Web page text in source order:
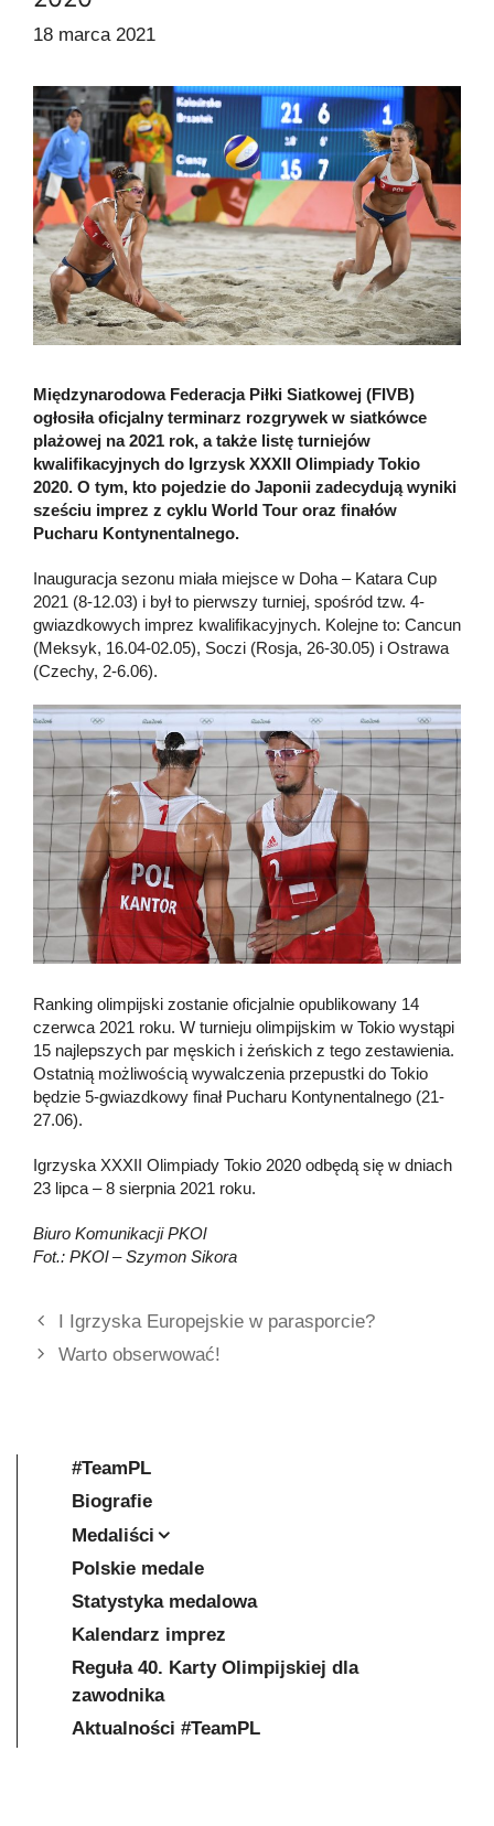
18 marca 2021
Międzynarodowa Federacja Piłki Siatkowej (FIVB)
ogłosiła oficjalny terminarz rozgrywek w siatkówce
plażowej na 2021 rok, a także listę turniejów
kwalifikacyjnych do Igrzysk XXXII Olimpiady Tokio
2020. O tym, kto pojedzie do Japonii zadecydują wyniki
sześciu imprez z cyklu World Tour oraz finałów
Pucharu Kontynentalnego.
Inauguracja sezonu miała miejsce w Doha – Katara Cup
2021 (8-12.03) i był to pierwszy turniej, spośród tzw. 4-
gwiazdkowych imprez kwalifikacyjnych. Kolejne to: Cancun
(Meksyk, 16.04-02.05), Soczi (Rosja, 26-30.05) i Ostrawa
(Czechy, 2-6.06).
Ranking olimpijski zostanie oficjalnie opublikowany 14
czerwca 2021 roku. W turnieju olimpijskim w Tokio wystąpi
15 najlepszych par męskich i żeńskich z tego zestawienia.
Ostatnią możliwością wywalczenia przepustki do Tokio
będzie 5-gwiazdkowy finał Pucharu Kontynentalnego (21-
27.06).
Igrzyska XXXII Olimpiady Tokio 2020 odbędą się w dniach
23 lipca – 8 sierpnia 2021 roku.
Biuro Komunikacji PKOl
Fot.: PKOl – Szymon Sikora
I Igrzyska Europejskie w parasporcie?
Warto obserwować!
#TeamPL
Biografie
Medaliści
Polskie medale
Statystyka medalowa
Kalendarz imprez
Reguła 40. Karty Olimpijskiej dla
zawodnika
Aktualności #TeamPL